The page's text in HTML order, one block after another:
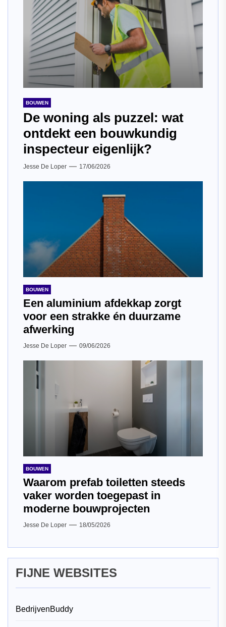
BOUWEN
De woning als puzzel: wat
ontdekt een bouwkundig
inspecteur eigenlijk?
Jesse De Loper 17/06/2026
BOUWEN
Een aluminium afdekkap zorgt
voor een strakke én duurzame
afwerking
Jesse De Loper 09/06/2026
BOUWEN
Waarom prefab toiletten steeds
vaker worden toegepast in
moderne bouwprojecten
Jesse De Loper 18/05/2026
FIJNE WEBSITES
BedrijvenBuddy